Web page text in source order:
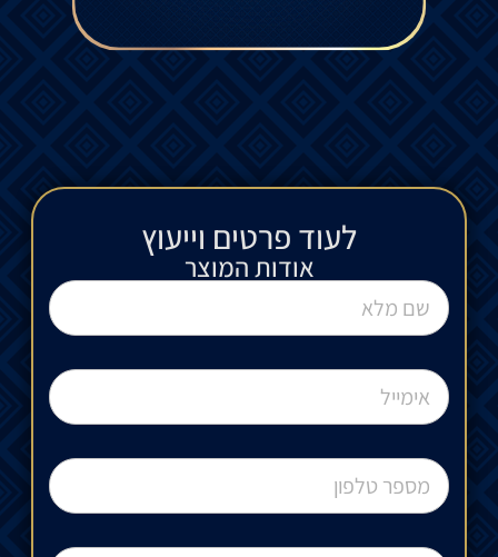
לעוד פרטים וייעוץ​
אודות המוצר